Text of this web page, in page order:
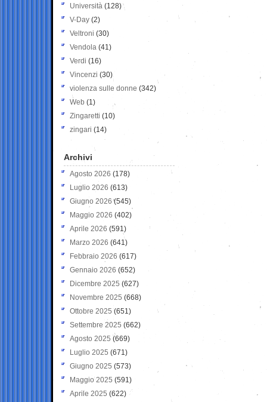
Università (128)
V-Day (2)
Veltroni (30)
Vendola (41)
Verdi (16)
Vincenzi (30)
violenza sulle donne (342)
Web (1)
Zingaretti (10)
zingari (14)
Archivi
Agosto 2026 (178)
Luglio 2026 (613)
Giugno 2026 (545)
Maggio 2026 (402)
Aprile 2026 (591)
Marzo 2026 (641)
Febbraio 2026 (617)
Gennaio 2026 (652)
Dicembre 2025 (627)
Novembre 2025 (668)
Ottobre 2025 (651)
Settembre 2025 (662)
Agosto 2025 (669)
Luglio 2025 (671)
Giugno 2025 (573)
Maggio 2025 (591)
Aprile 2025 (622)